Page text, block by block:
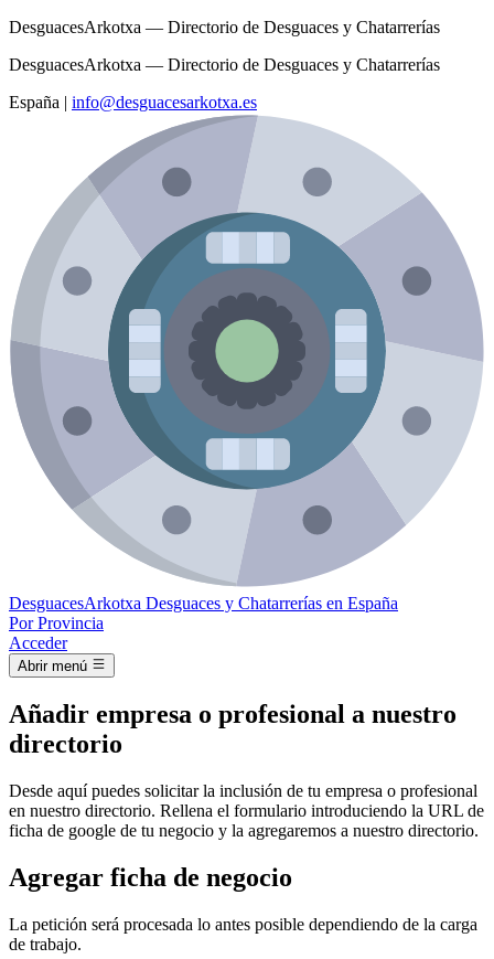
DesguacesArkotxa — Directorio de Desguaces y Chatarrerías
DesguacesArkotxa — Directorio de Desguaces y Chatarrerías
España | info@desguacesarkotxa.es
DesguacesArkotxa Desguaces y Chatarrerías en España
Por Provincia
Acceder
Abrir menú
Añadir empresa o profesional a nuestro
directorio
Desde aquí puedes solicitar la inclusión de tu empresa o profesional
en nuestro directorio. Rellena el formulario introduciendo la URL de
ficha de google de tu negocio y la agregaremos a nuestro directorio.
Agregar ficha de negocio
La petición será procesada lo antes posible dependiendo de la carga
de trabajo.